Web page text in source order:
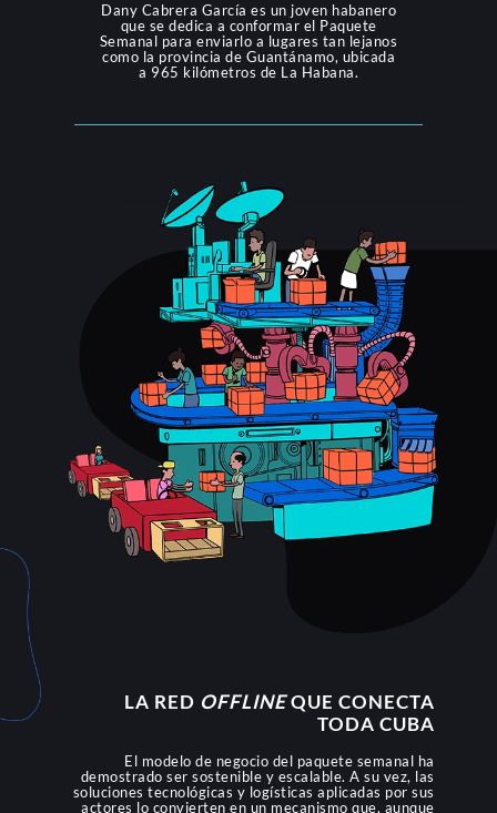
Dany Cabrera García es un joven habanero
que se dedica a conformar el Paquete
Semanal para enviarlo a lugares tan lejanos
como la provincia de Guantánamo, ubicada
a 965 kilómetros de La Habana.
LA RED OFFLINEQUE CONECTA
TODA CUBA
El modelo de negocio del paquete semanal ha
demostrado ser sostenible y escalable. A su vez, las
soluciones tecnológicas y logísticas aplicadas por sus
actores lo convierten en un mecanismo que, aunque